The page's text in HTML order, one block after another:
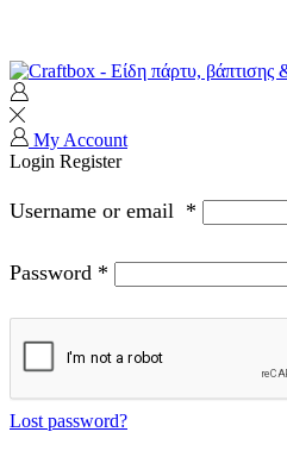
My Account
Login Register
Username or email *
Password *
Lost password?